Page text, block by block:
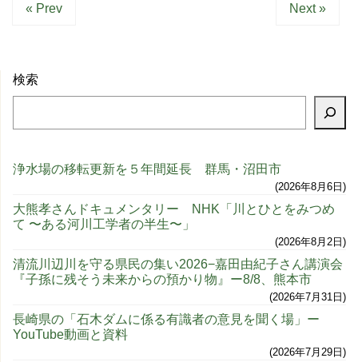
« Prev Next »
検索
浄水場の移転更新を５年間延長 群馬・沼田市
2026年8月6日
大熊孝さんドキュメンタリー NHK「川とひとをみつめ
て 〜ある河川工学者の半生〜」
2026年8月2日
清流川辺川を守る県民の集い2026−嘉田由紀子さん講演会
『子孫に残そう未来からの預かり物』ー8/8、熊本市
2026年7月31日
長崎県の「石木ダムに係る有識者の意見を聞く場」ー
YouTube動画と資料
2026年7月29日